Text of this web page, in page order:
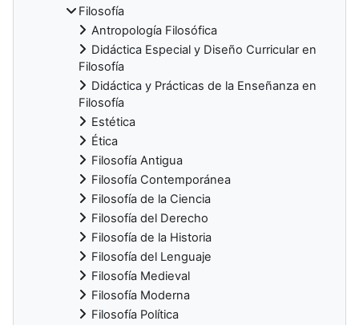
Filosofía
Antropología Filosófica
Didáctica Especial y Diseño Curricular en
Filosofía
Didáctica y Prácticas de la Enseñanza en
Filosofía
Estética
Ética
Filosofía Antigua
Filosofía Contemporánea
Filosofía de la Ciencia
Filosofía del Derecho
Filosofía de la Historia
Filosofía del Lenguaje
Filosofía Medieval
Filosofía Moderna
Filosofía Política